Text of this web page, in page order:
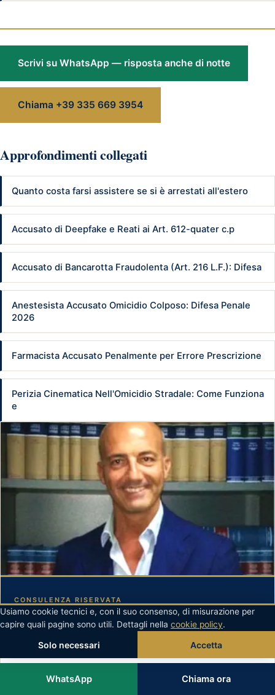
Scrivi su WhatsApp — risposta anche di notte
Chiama +39 335 669 3954
Approfondimenti collegati
Quanto costa farsi assistere se si è arrestati all'estero
Accusato di Deepfake e Reati ai Art. 612-quater c.p
Accusato di Bancarotta Fraudolenta (Art. 216 L.F.): Difesa
Anestesista Accusato Omicidio Colposo: Difesa Penale
2026
Farmacista Accusato Penalmente per Errore Prescrizione
Perizia Cinematica Nell'Omicidio Stradale: Come Funziona
e
CONSULENZA RISERVATA
Avv. Massimo Romano
fare e quali sono i passaggi immediati.
WhatsApp Chiama ora
Usiamo cookie tecnici e, con il suo consenso, di misurazione per
capire quali pagine sono utili. Dettagli nella cookie policy.
Solo necessari Accetta